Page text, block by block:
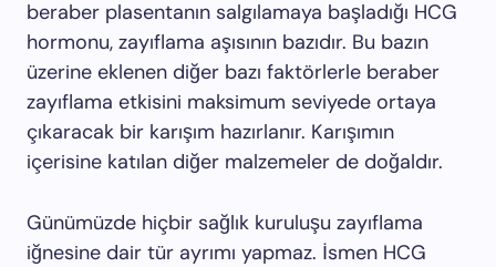
beraber plasentanın salgılamaya başladığı HCG
hormonu, zayıflama aşısının bazıdır. Bu bazın
üzerine eklenen diğer bazı faktörlerle beraber
zayıflama etkisini maksimum seviyede ortaya
çıkaracak bir karışım hazırlanır. Karışımın
içerisine katılan diğer malzemeler de doğaldır.
Günümüzde hiçbir sağlık kuruluşu zayıflama
iğnesine dair tür ayrımı yapmaz. İsmen HCG